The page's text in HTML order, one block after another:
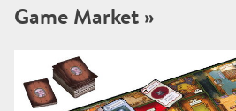
Game Market »